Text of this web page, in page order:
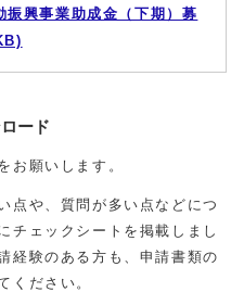
振興事業助成金（下期）募
ード
お願いします。
点や、質問が多い点などにつ
チェックシートを掲載しまし
経験のある方も、申請書類の
ください。